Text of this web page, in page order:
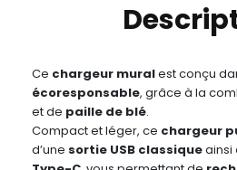
Ce chargeur muralest conçu
écoresponsable, grâce à la
et de paille de blé.
Compact et léger, ce chargeur
d’une sortie USB classiqueainsi